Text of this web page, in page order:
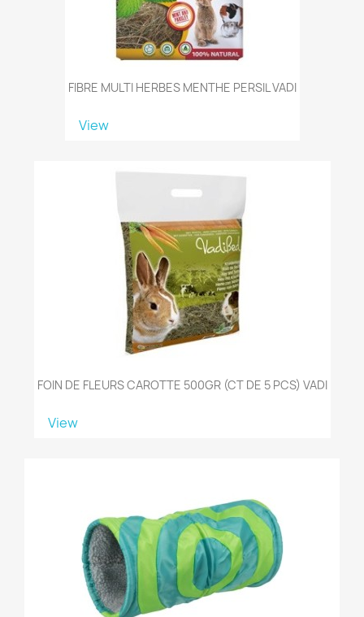
FIBRE MULTI HERBES MENTHE PERSIL VADI
View
FOIN DE FLEURS CAROTTE 500GR (CT DE 5 PCS) VADI
View